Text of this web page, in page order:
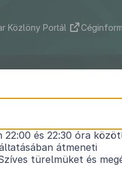
Közlöny Portál
törvény
módosításáról1
01. – 2012. 06. 26.
és 22:30 óra
átmeneti
türelmüket és